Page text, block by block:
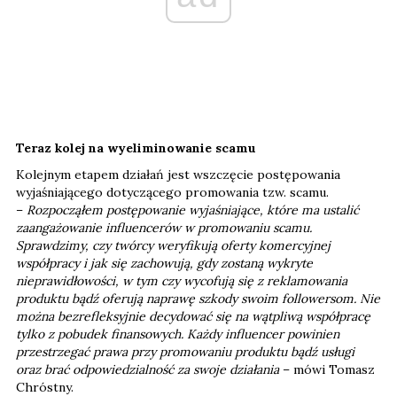
Teraz kolej na wyeliminowanie scamu
Kolejnym etapem działań jest wszczęcie postępowania
wyjaśniającego dotyczącego promowania tzw. scamu.
– Rozpocząłem postępowanie wyjaśniające, które ma ustalić
zaangażowanie influencerów w promowaniu scamu.
Sprawdzimy, czy twórcy weryfikują oferty komercyjnej
współpracy i jak się zachowują, gdy zostaną wykryte
nieprawidłowości, w tym czy wycofują się z reklamowania
produktu bądź oferują naprawę szkody swoim followersom. Nie
można bezrefleksyjnie decydować się na wątpliwą współpracę
tylko z pobudek finansowych. Każdy influencer powinien
przestrzegać prawa przy promowaniu produktu bądź usługi
oraz brać odpowiedzialność za swoje działania– mówi Tomasz
Chróstny.